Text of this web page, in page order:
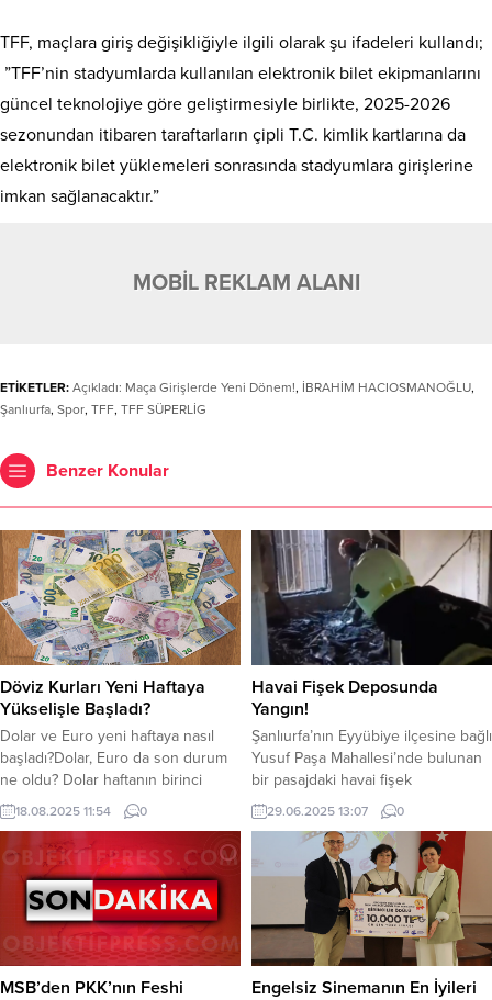
TFF, maçlara giriş değişikliğiyle ilgili olarak şu ifadeleri kullandı;
”TFF’nin stadyumlarda kullanılan elektronik bilet ekipmanlarını
güncel teknolojiye göre geliştirmesiyle birlikte, 2025-2026
sezonundan itibaren taraftarların çipli T.C. kimlik kartlarına da
elektronik bilet yüklemeleri sonrasında stadyumlara girişlerine
imkan sağlanacaktır.”
MOBİL REKLAM ALANI
ETİKETLER: Açıkladı: Maça Girişlerde Yeni Dönem!, İBRAHİM HACIOSMANOĞLU,
Şanlıurfa, Spor, TFF, TFF SÜPERLİG
Benzer Konular
Döviz Kurları Yeni Haftaya
Yükselişle Başladı?
Dolar ve Euro yeni haftaya nasıl
başladı?Dolar, Euro da son durum
ne oldu? Dolar haftanın birinci
işlem gününe yükselişle başladı.
Serbest Piyasada saat 11.40
itibariyle 40.88 TL’den alınan dolar,
40.89 TL’den satılıyor. Euro da ise
hareketlilik devam ediyor. Aynı saat
itibariyle 47.80 TL’den alınan euro,
47.83 TL’den satılıyor. YAZI ARASI...
18.08.2025 11:54 0
Havai Fişek Deposunda
Yangın!
Şanlıurfa’nın Eyyübiye ilçesine bağlı
Yusuf Paşa Mahallesi’nde bulunan
bir pasajdaki havai fişek
deposunda bugün yangın çıktı.
Eyyübiye ilçesine bağlı Yusuf Paşa
Mahallesi’nde bulunan bir pasajdaki
havai fişek deposunda bugün
yangın çıktı. Yangının çıkış nedeni
henüz tespit edilemedi.
Çevredekilerin ihbarı üzerine olay
yerine çok sayıda itfaiye ekibi sevk
edildi. İtfaiye ekipleri,...
29.06.2025 13:07 0
MSB’den PKK’nın Feshi
Engelsiz Sinemanın En İyileri